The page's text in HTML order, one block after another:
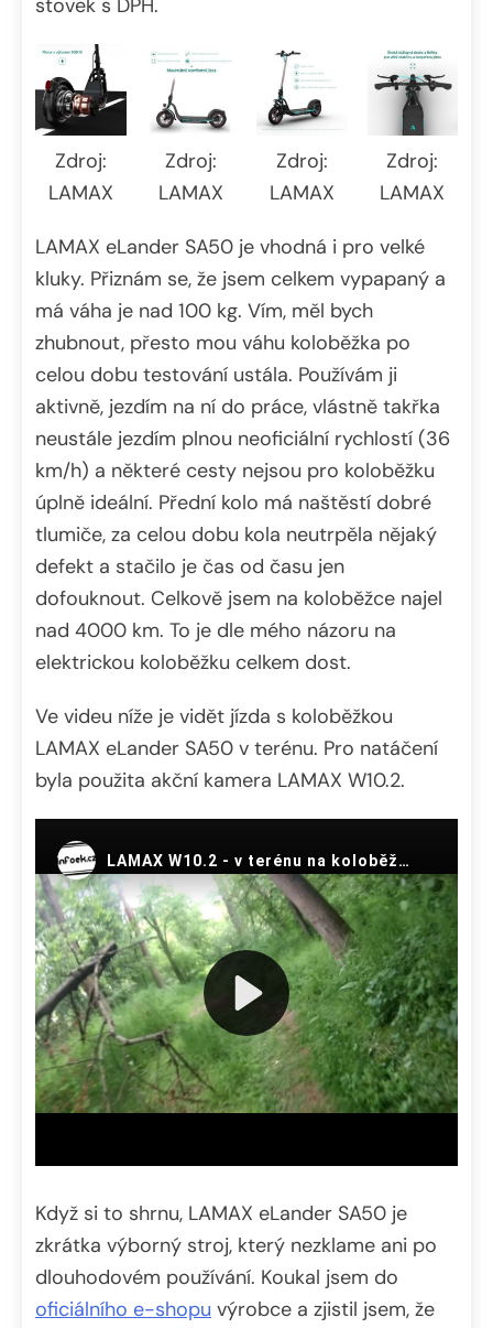
stovek s DPH.
Zdroj:
LAMAX
Zdroj:
LAMAX
Zdroj:
LAMAX
Zdroj:
LAMAX
LAMAX eLander SA50 je vhodná i pro velké
kluky. Přiznám se, že jsem celkem vypapaný a
má váha je nad 100 kg. Vím, měl bych
zhubnout, přesto mou váhu koloběžka po
celou dobu testování ustála. Používám ji
aktivně, jezdím na ní do práce, vlástně takřka
neustále jezdím plnou neoficiální rychlostí (36
km/h) a některé cesty nejsou pro koloběžku
úplně ideální. Přední kolo má naštěstí dobré
tlumiče, za celou dobu kola neutrpěla nějaký
defekt a stačilo je čas od času jen
dofouknout. Celkově jsem na koloběžce najel
nad 4000 km. To je dle mého názoru na
elektrickou koloběžku celkem dost.
Ve videu níže je vidět jízda s koloběžkou
LAMAX eLander SA50 v terénu. Pro natáčení
byla použita akční kamera LAMAX W10.2.
Když si to shrnu, LAMAX eLander SA50 je
zkrátka výborný stroj, který nezklame ani po
dlouhodovém používání. Koukal jsem do
oficiálního e-shopu výrobce a zjistil jsem, že